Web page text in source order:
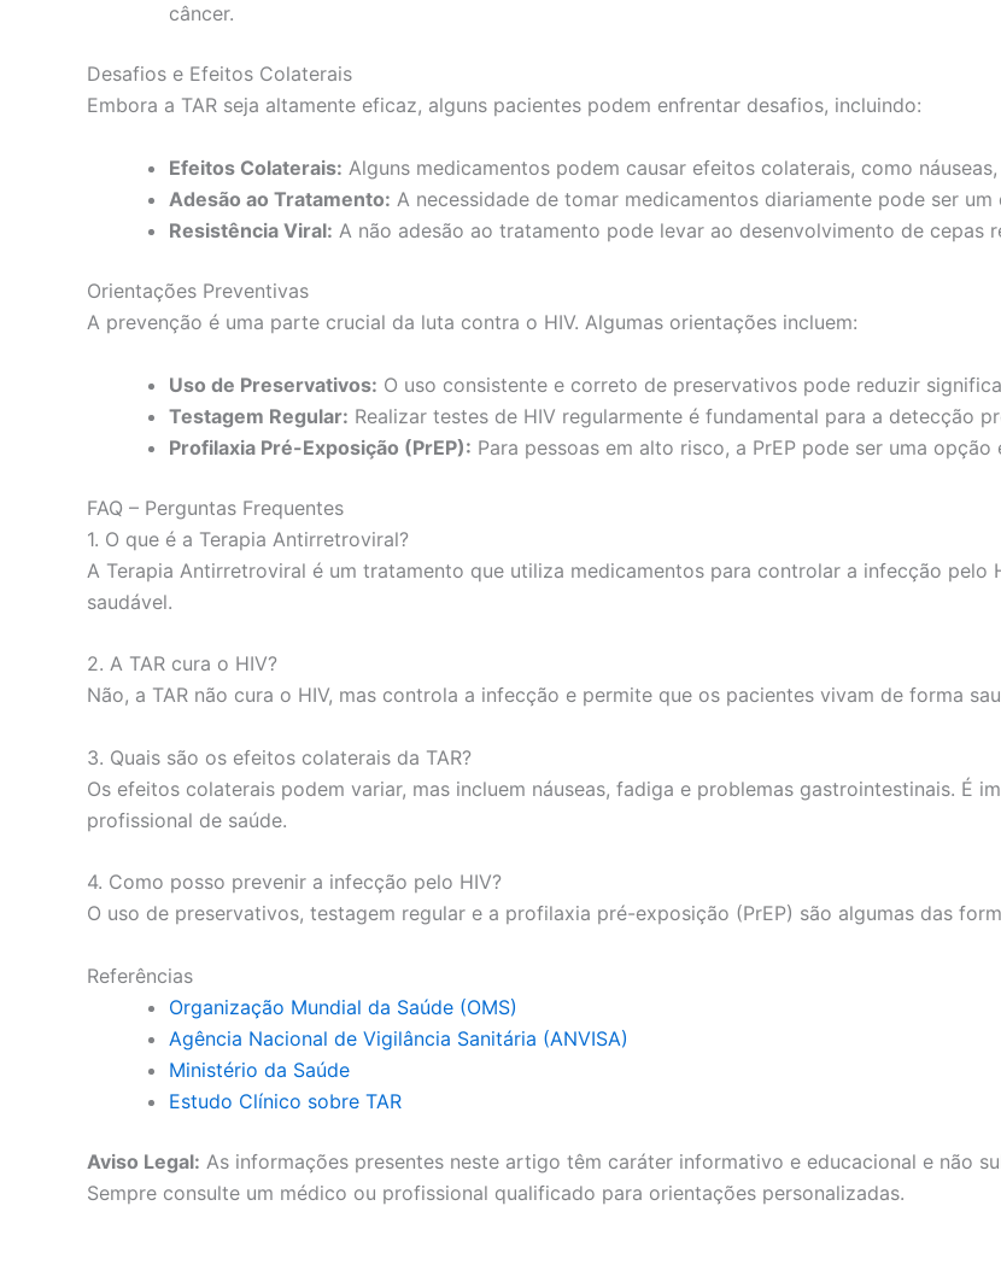
câncer.
Desafios e Efeitos Colaterais
Embora a TAR seja altamente eficaz, alguns pacientes podem enfrentar desafios, incluindo:
Efeitos Colaterais: Alguns medicamentos podem causar efeitos colaterais, como
Adesão ao Tratamento: A necessidade de tomar medicamentos diariamente pode ser
Resistência Viral: A não adesão ao tratamento pode levar ao desenvolvimento de cepas
Orientações Preventivas
A prevenção é uma parte crucial da luta contra o HIV. Algumas orientações incluem:
Uso de Preservativos: O uso consistente e correto de preservativos pode reduzir
Testagem Regular: Realizar testes de HIV regularmente é fundamental para a detecção
Profilaxia Pré-Exposição (PrEP): Para pessoas em alto risco, a PrEP pode ser uma
FAQ – Perguntas Frequentes
1. O que é a Terapia Antirretroviral?
A Terapia Antirretroviral é um tratamento que utiliza medicamentos para controlar a infecção pelo
saudável.
2. A TAR cura o HIV?
Não, a TAR não cura o HIV, mas controla a infecção e permite que os pacientes vivam de forma
3. Quais são os efeitos colaterais da TAR?
Os efeitos colaterais podem variar, mas incluem náuseas, fadiga e problemas gastrointestinais. É
profissional de saúde.
4. Como posso prevenir a infecção pelo HIV?
O uso de preservativos, testagem regular e a profilaxia pré-exposição (PrEP) são algumas das
Referências
Organização Mundial da Saúde (OMS)
Agência Nacional de Vigilância Sanitária (ANVISA)
Ministério da Saúde
Estudo Clínico sobre TAR
Aviso Legal: As informações presentes neste artigo têm caráter informativo e educacional e não
Sempre consulte um médico ou profissional qualificado para orientações personalizadas.